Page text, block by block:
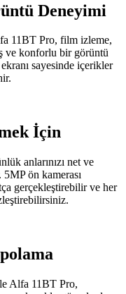
Deneyimi
11BT Pro, film izleme,
ve konforlu bir görüntü
sayesinde içerikler
İçin
anlarınızı net ve
ön kamerası
gerçekleştirebilir ve her
Alfa 11BT Pro,